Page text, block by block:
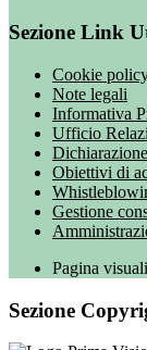
Sezione Link
Cookie
Note legali
Informativa
Ufficio
Obiettivi di
Gestione
Pagina
Sezione